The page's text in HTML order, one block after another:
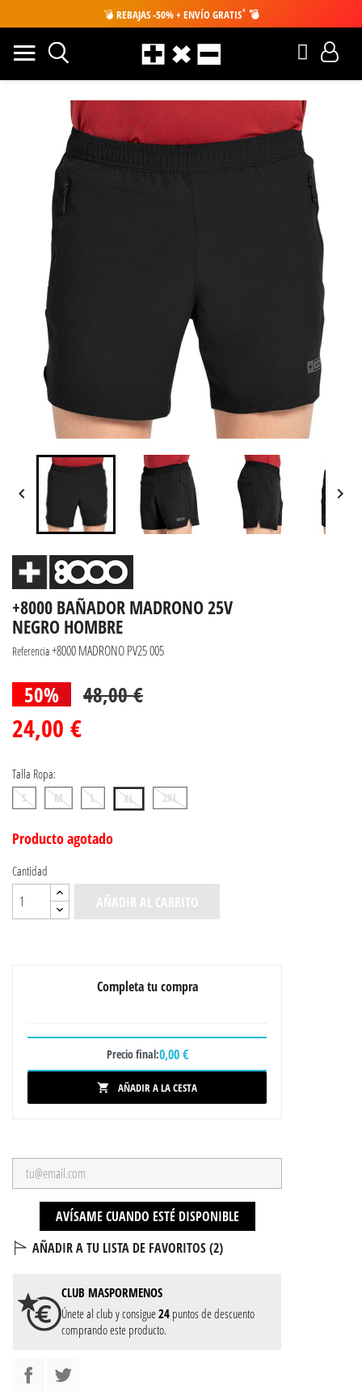
💣 REBAJAS -50% + ENVÍO GRATIS* 💣
 
+8000 BAÑADOR MADRONO 25V
NEGRO HOMBRE
Referencia+8000 MADRONO PV25 005
50% 48,00 €
24,00 €
Talla Ropa:
S M L XL 2XL
Producto agotado
Cantidad
AÑADIR AL CARRITO
Completa tu compra
Precio final:0,00 €
 AÑADIR A LA CESTA
AVÍSAME CUANDO ESTÉ DISPONIBLE
AÑADIR A TU LISTA DE FAVORITOS (2)
CLUB MASPORMENOS
Únete al club y consigue24 puntos de descuento
comprando este producto.